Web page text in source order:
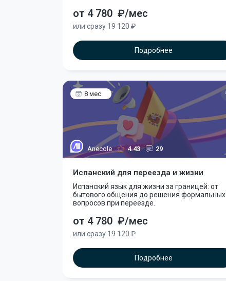
от 4 780 ₽/мес
или сразу 19 120 ₽
Подробнее
8 мес
Anecole 4.43 29
Испанский для переезда и жизни
Испанский язык для жизни за границей: от
бытового общения до решения формальных
вопросов при переезде.
от 4 780 ₽/мес
или сразу 19 120 ₽
Подробнее